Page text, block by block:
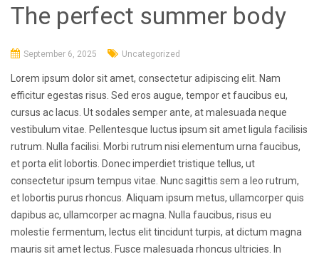
The perfect summer body
September 6, 2025 Uncategorized
Lorem ipsum dolor sit amet, consectetur adipiscing elit. Nam
efficitur egestas risus. Sed eros augue, tempor et faucibus eu,
cursus ac lacus. Ut sodales semper ante, at malesuada neque
vestibulum vitae. Pellentesque luctus ipsum sit amet ligula facilisis
rutrum. Nulla facilisi. Morbi rutrum nisi elementum urna faucibus,
et porta elit lobortis. Donec imperdiet tristique tellus, ut
consectetur ipsum tempus vitae. Nunc sagittis sem a leo rutrum,
et lobortis purus rhoncus. Aliquam ipsum metus, ullamcorper quis
dapibus ac, ullamcorper ac magna. Nulla faucibus, risus eu
molestie fermentum, lectus elit tincidunt turpis, at dictum magna
mauris sit amet lectus. Fusce malesuada rhoncus ultricies. In